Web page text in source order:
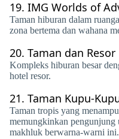
19. IMG Worlds of
Taman hiburan dalam
zona bertema dan wahana
20. Taman dan Resor
Kompleks hiburan besar
hotel resor.
21. Taman Kupu-
Taman tropis yang
memungkinkan pengunjung
makhluk berwarna-warni ini.